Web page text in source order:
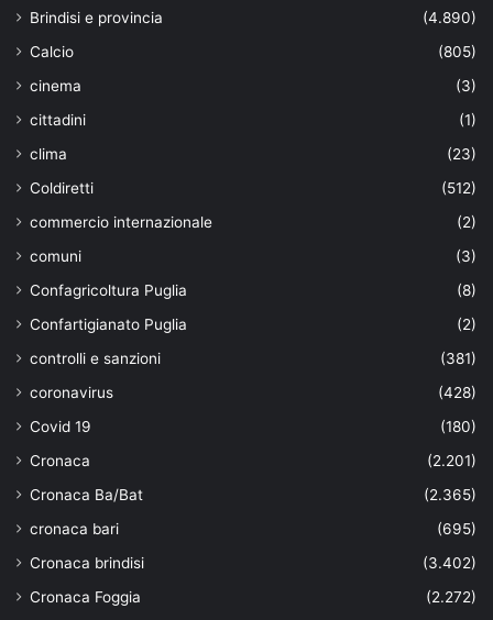
Brindisi e provincia
(4.890)
Calcio
(805)
cinema
(3)
cittadini
(1)
clima
(23)
Coldiretti
(512)
commercio internazionale
(2)
comuni
(3)
Confagricoltura Puglia
(8)
Confartigianato Puglia
(2)
controlli e sanzioni
(381)
coronavirus
(428)
Covid 19
(180)
Cronaca
(2.201)
Cronaca Ba/Bat
(2.365)
cronaca bari
(695)
Cronaca brindisi
(3.402)
Cronaca Foggia
(2.272)